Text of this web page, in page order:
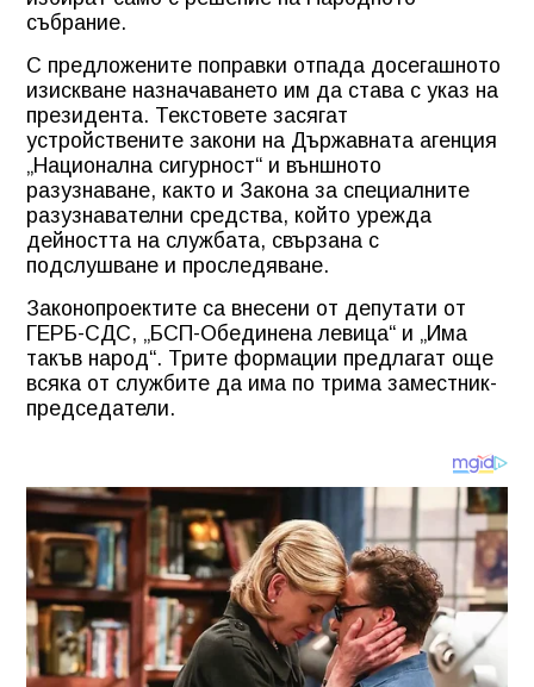
събрание.
С предложените поправки отпада досегашното
изискване назначаването им да става с указ на
президента. Текстовете засягат
устройствените закони на Държавната агенция
„Национална сигурност“ и външното
разузнаване, както и Закона за специалните
разузнавателни средства, който урежда
дейността на службата, свързана с
подслушване и проследяване.
Законопроектите са внесени от депутати от
ГЕРБ-СДС, „БСП-Обединена левица“ и „Има
такъв народ“. Трите формации предлагат още
всяка от службите да има по трима заместник-
председатели.